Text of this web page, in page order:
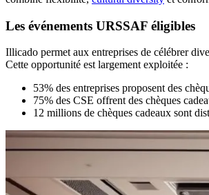
Les événements URSSAF éligibles
Illicado permet aux entreprises de célébrer
Cette opportunité est largement exploitée :
53% des entreprises proposent des
75% des CSE offrent des chèques
12 millions de chèques cadeaux sont